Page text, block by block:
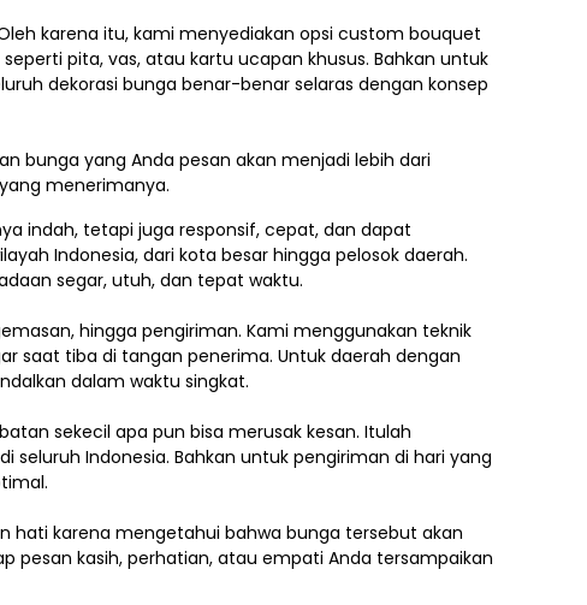
karena itu, kami menyediakan opsi custom bouquet
pita, vas, atau kartu ucapan khusus. Bahkan untuk
dekorasi bunga benar-benar selaras dengan konsep
bunga yang Anda pesan akan menjadi lebih dari
menerimanya.
indah, tetapi juga responsif, cepat, dan dapat
Indonesia, dari kota besar hingga pelosok daerah.
segar, utuh, dan tepat waktu.
hingga pengiriman. Kami menggunakan teknik
saat tiba di tangan penerima. Untuk daerah dengan
dalam waktu singkat.
sekecil apa pun bisa merusak kesan. Itulah
Indonesia. Bahkan untuk pengiriman di hari yang
hati karena mengetahui bahwa bunga tersebut akan
pesan kasih, perhatian, atau empati Anda tersampaikan